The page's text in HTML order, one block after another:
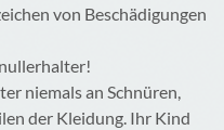
von Beschädigungen
niemals an Schnüren,
der Kleidung. Ihr Kind